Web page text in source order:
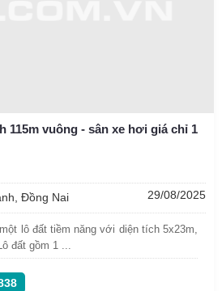
115m vuông - sân xe hơi giá chỉ 1
Đồng Nai 29/08/2025
lô đất tiềm năng với diện tích 5x23m,
đất gồm 1 ...